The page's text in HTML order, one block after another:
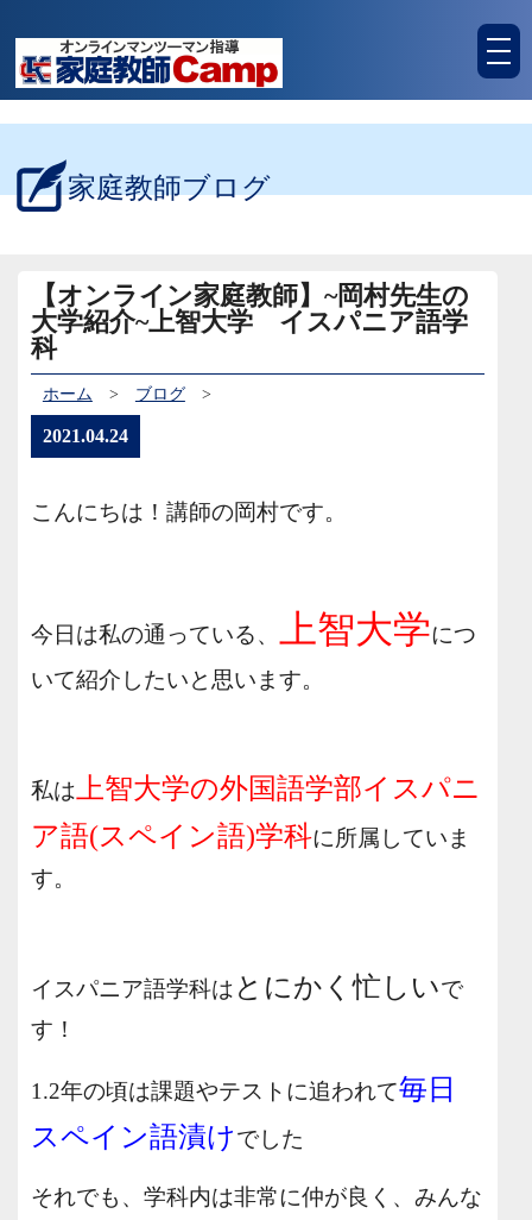
家庭教師ブログ
【オンライン家庭教師】~岡村先生の
大学紹介~上智大学 イスパニア語学
科
ホーム > ブログ >
2021.04.24
こんにちは！講師の岡村です。
今日は私の通っている、 上智大学につ
いて紹介したいと思います。
私は上智大学の外国語学部イスパニ
ア語(スペイン語)学科に所属していま
す。
イスパニア語学科は とにかく忙しいで
す！
1.2年の頃は課題やテストに追われて毎日
スペイン語漬けでした
それでも、学科内は非常に仲が良く、みんな